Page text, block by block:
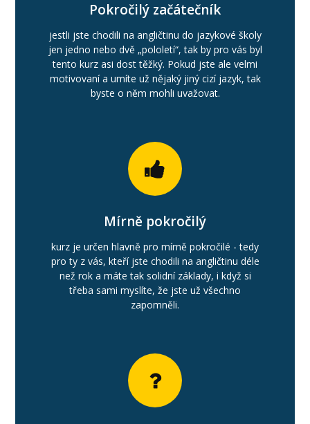
Pokročilý začátečník
jestli jste chodili na angličtinu do jazykové školy
jen jedno nebo dvě „pololetí“, tak by pro vás byl
tento kurz asi dost těžký. Pokud jste ale velmi
motivovaní a umíte už nějaký jiný cizí jazyk, tak
byste o něm mohli uvažovat.
Mírně pokročilý
kurz je určen hlavně pro mírně pokročilé - tedy
pro ty z vás, kteří jste chodili na angličtinu déle
než rok a máte tak solidní základy, i když si
třeba sami myslíte, že jste už všechno
zapomněli.